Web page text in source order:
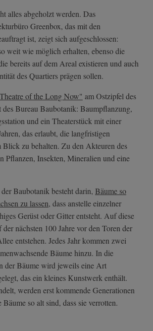
alles abgeholzt werden. Das
Greenbox, das mit den
ist, zeigt sich aufgeschlossen:
weit wie möglich erhalten, ebenso die
bereits auf dem Areal existieren und auch
des Quartiers prägen sollen.
of the Long Now" am Ostzipfel des
Bureau Baubotanik: Baumpflanzung,
und ein Theaterstück mit einer
das erlaubt, die langfristigen
Blick zu behalten. Zu den Akteuren des
Pflanzen, Insekten, Mineralien und eine
Baubotanik besteht darin, Bäume so
zu lassen, dass anstelle einzelner
Gerüst oder Gitter entsteht. Auf diese
nächsten 100 Jahre vor den Toren der
entstehen. Jedes Jahr kommen zwei
Bäume hinzu. In die
der Bäume wird jeweils eine Art
das ein kleines Kunstwerk enthält.
werden erst kommende Generationen
so alt sind, dass sie verrotten.